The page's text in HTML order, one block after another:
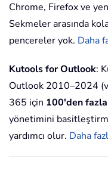
Chrome, Firefox ve
Sekmeler arasında
pencereler yok. Daha
Kutools for Outlook:
Outlook 2010–2024
365 için 100'den
yönetimini
yardımcı olur. Daha